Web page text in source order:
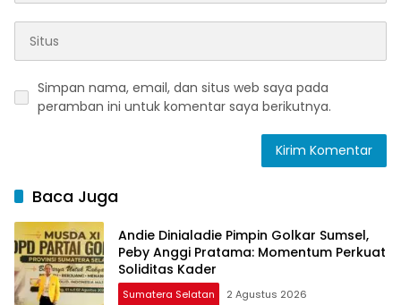
Simpan nama, email, dan situs web saya pada
peramban ini untuk komentar saya berikutnya.
Baca Juga
Andie Dinialadie Pimpin Golkar Sumsel,
Peby Anggi Pratama: Momentum Perkuat
Soliditas Kader
Sumatera Selatan 2 Agustus 2026